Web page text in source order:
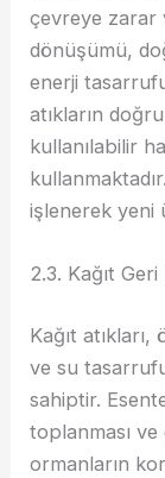
çevreye zarar
dönüşümü,
enerji
atıkların
kullanılabilir
işlenerek yeni
2.3. Kağıt
Kağıt
ve su
sahiptir.
toplanması
ormanların